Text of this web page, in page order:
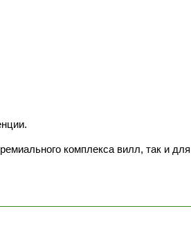
комплекса вилл, так и